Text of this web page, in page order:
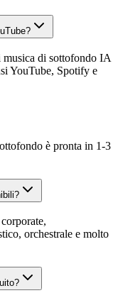
musica di sottofondo IA
YouTube, Spotify e
è pronta in 1-3
orchestrale e molto